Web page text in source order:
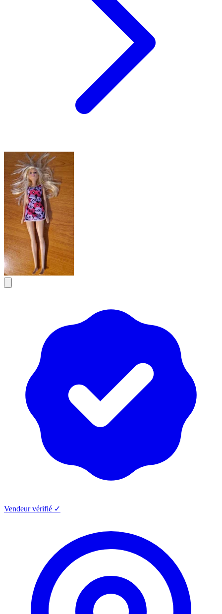
Vendeur vérifié ✓